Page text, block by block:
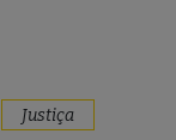
Justiça